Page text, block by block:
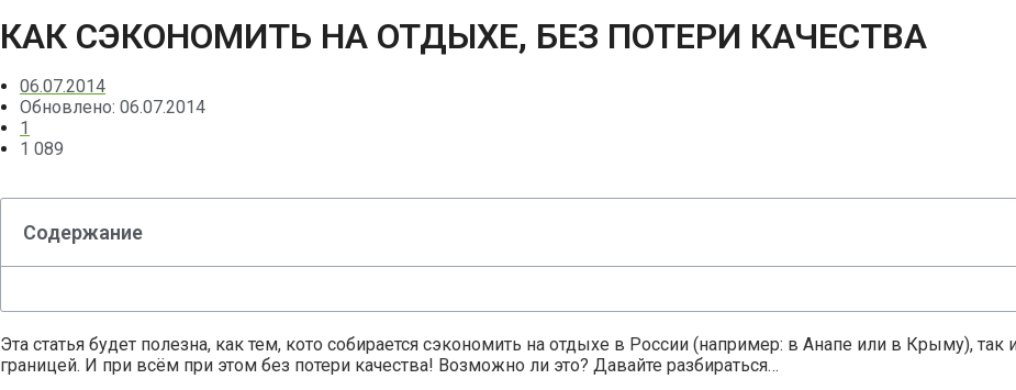
КАК СЭКОНОМИТЬ НА ОТДЫХЕ, БЕЗ ПОТЕРИ КАЧЕСТВА
06.07.2014
Обновлено: 06.07.2014
1
1 089
Содержание
Эта статья будет полезна, как тем, кото собирается сэкономить на отдыхе в России (например: в Анапе или в Крыму),
границей. И при всём при этом без потери качества! Возможно ли это? Давайте разбираться…